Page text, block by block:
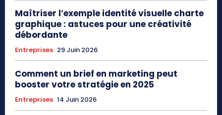
Maîtriser l’exemple identité visuelle charte
graphique : astuces pour une créativité
débordante
Entreprises 29 Juin 2026
Comment un brief en marketing peut
booster votre stratégie en 2025
Entreprises 14 Juin 2026